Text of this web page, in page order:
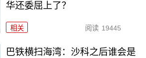
华还委屈上了？
相关 阅读 19445
巴铁横扫海湾：沙科之后谁会是